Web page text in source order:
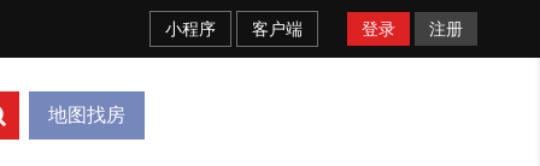
小程序 客户端 登录 注册
地图找房